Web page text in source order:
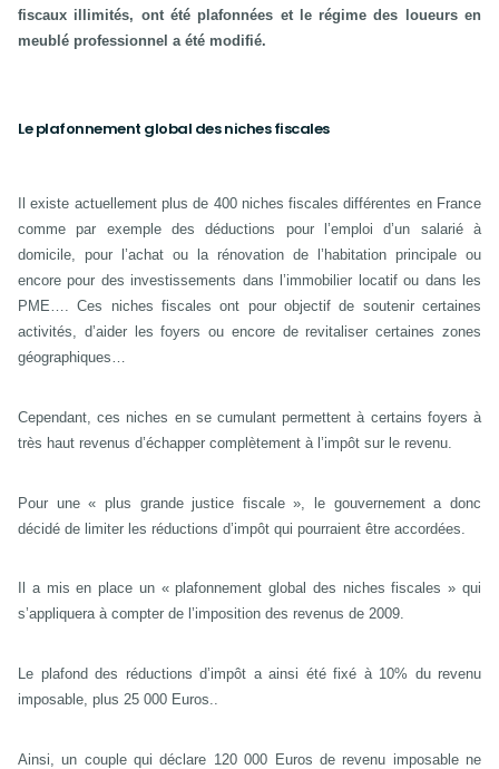
fiscaux illimités, ont été plafonnées et le régime des loueurs en
meublé professionnel a été modifié.
Le plafonnement global des niches fiscales
Il existe actuellement plus de 400 niches fiscales différentes en France
comme par exemple des déductions pour l’emploi d’un salarié à
domicile, pour l’achat ou la rénovation de l’habitation principale ou
encore pour des investissements dans l’immobilier locatif ou dans les
PME…. Ces niches fiscales ont pour objectif de soutenir certaines
activités, d’aider les foyers ou encore de revitaliser certaines zones
géographiques…
Cependant, ces niches en se cumulant permettent à certains foyers à
très haut revenus d’échapper complètement à l’impôt sur le revenu.
Pour une « plus grande justice fiscale », le gouvernement a donc
décidé de limiter les réductions d’impôt qui pourraient être accordées.
Il a mis en place un « plafonnement global des niches fiscales » qui
s’appliquera à compter de l’imposition des revenus de 2009.
Le plafond des réductions d’impôt a ainsi été fixé à 10% du revenu
imposable, plus 25 000 Euros..
Ainsi, un couple qui déclare 120 000 Euros de revenu imposable ne